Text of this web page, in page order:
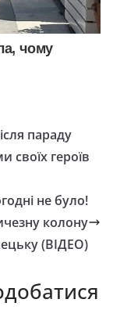
параду
своїх героїв
не було!
колону
(ВІДЕО)